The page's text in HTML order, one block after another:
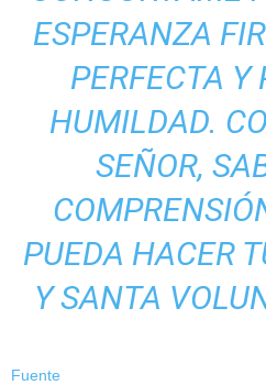
ESPERANZA
PERFECTA Y
HUMILDAD.
SEÑOR,
PUEDA HACER
Y SANTA
Fuente